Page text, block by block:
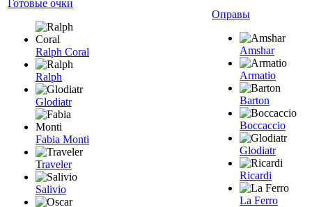
Готовые очки
Ralph Coral
Ralph
Glodiatr
Fabia Monti
Traveler
Salivio
Оправы
Amshar
Armatio
Barton
Boccaccio
Glodiatr
Ricardi
La Ferro